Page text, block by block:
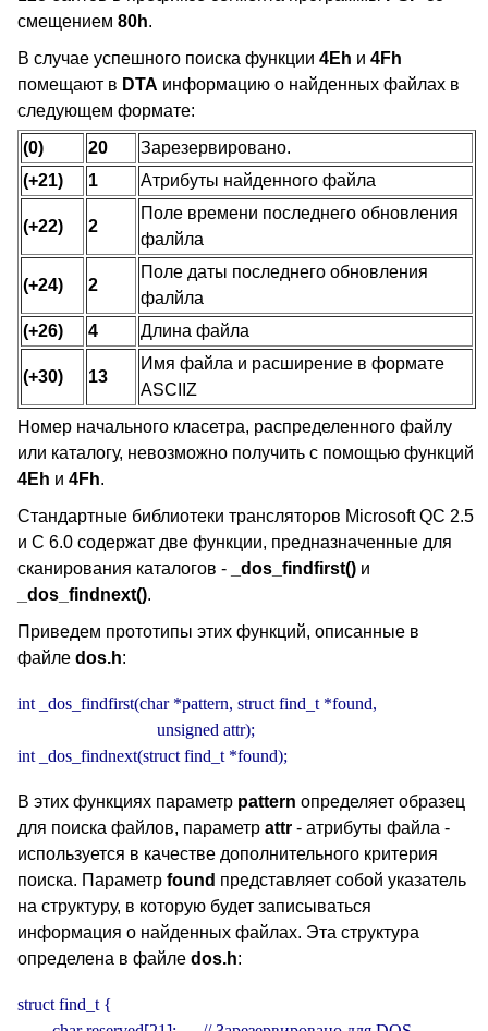
смещением 80h.
В случае успешного поиска функции 4Eh и 4Fh
помещают в DTA информацию о найденных файлах в
следующем формате:
(0)
20
Зарезервировано.
(+21)
1 Атрибуты найденного файла
(+22) 2
Поле времени последнего обновления
фалйла
(+24) 2
Поле даты последнего обновления
фалйла
(+26)
4 Длина файла
(+30) 13
Имя файла и расширение в формате
ASCIIZ
Номер начального класетра, распределенного файлу
или каталогу, невозможно получить с помощью функций
4Eh и 4Fh.
Стандартные библиотеки трансляторов Microsoft QC 2.5
и C 6.0 содержат две функции, предназначенные для
сканирования каталогов -
_dos_findfirst() и
_dos_findnext().
Приведем прототипы этих функций, описанные в
файле dos.h:
int _dos_findfirst(char *pattern, struct find_t *found,
                                unsigned attr);
int _dos_findnext(struct find_t *found);
В этих функциях параметр pattern определяет образец
для поиска файлов, параметр attr - атрибуты файла -
используется в качестве дополнительного критерия
поиска. Параметр found представляет собой указатель
на структуру, в которую будет записываться
информация о найденных файлах. Эта структура
определена в файле dos.h:
struct find_t {